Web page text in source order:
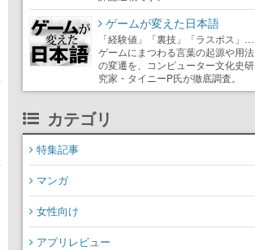
ゲームが変えた日本語
「経験値」「裏技」「ラスボス」…
ゲームにまつわる言葉の起源や用法
の変遷を、コンピューター文化史研
究家・タイニーP氏が徹底調査。
カテゴリ
特集記事
マンガ
女性向け
アプリレビュー